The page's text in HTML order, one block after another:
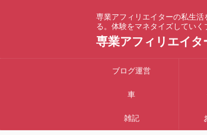
専業アフィリエイターの私生
る。体験をマネタイズしていく
専業アフィリエイタ
ブログ運営
車
雑記